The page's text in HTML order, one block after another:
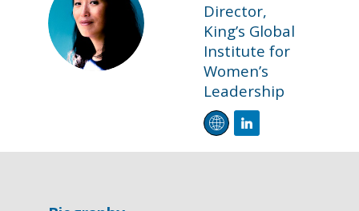
HC
Director,
King’s Global
Institute for
Women’s
Leadership